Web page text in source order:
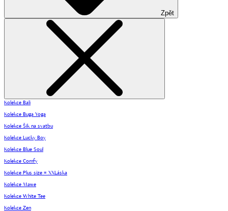
Zpět
Kolekce Bali
Kolekce Buga Yoga
Kolekce Šik na svatbu
Kolekce Lucky Boy
Kolekce Blue Soul
Kolekce Comfy
Kolekce Plus size = XXLáska
Kolekce Mawe
Kolekce White Tee
Kolekce Zen